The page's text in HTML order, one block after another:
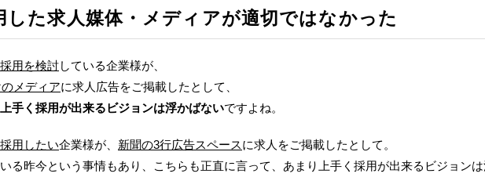
した求人媒体・メディアが適切ではなかった
用を検討している企業様が、
メディアに求人広告をご掲載したとして、
手く採用が出来るビジョンは浮かばないですよね。
用したい企業様が、 新聞の3行広告スペースに求人をご掲載したとして。
る昨今という事情もあり、こちらも正直に言って、あまり上手く採用が出来るビジョン